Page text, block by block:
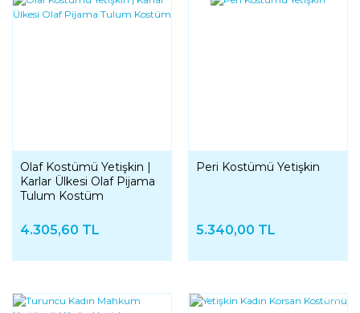
Olaf Kostümü Yetişkin |
Karlar Ülkesi Olaf Pijama
Tulum Kostüm
4.305,60 TL
Peri Kostümü Yetişkin
5.340,00 TL
YENI